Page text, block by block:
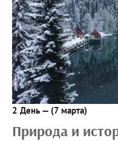
2 День — (7 марта)
Природа и